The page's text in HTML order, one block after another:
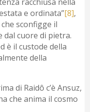
e ordinata”[8],
sconfigge il
cuore di pietra.
è il custode della
della
di Raidô c’è Ansuz,
che anima il cosmo